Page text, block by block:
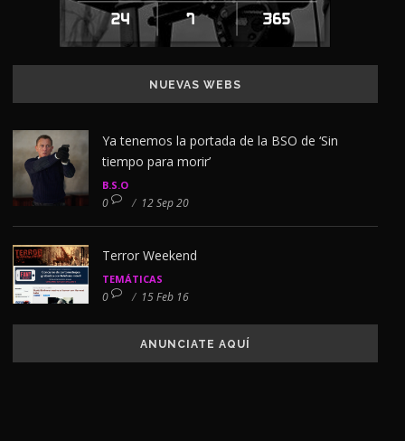
NUEVAS WEBS
Ya tenemos la portada de la BSO de ‘Sin
tiempo para morir’
B.S.O
0 / 12 Sep 20
Terror Weekend
TEMÁTICAS
0 / 15 Feb 16
ANUNCIATE AQUÍ